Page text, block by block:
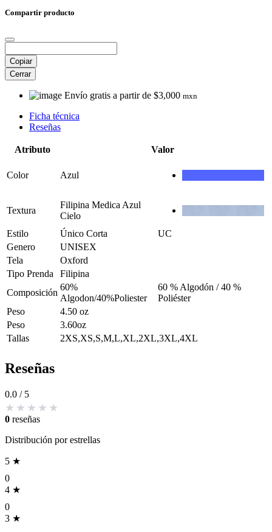
Compartir producto
Copiar
Cerrar
Envío gratis a partir de $3,000 mxn
Ficha técnica
Reseñas
Atributo Valor
Color Azul
Textura
Filipina Medica Azul
Cielo
Estilo
Único Corta
UC
Genero
UNISEX
Tela
Oxford
Tipo Prenda
Filipina
Composición
60%
Algodon/40%Poliester
60 % Algodón / 40 %
Poliéster
Peso
4.50 oz
Peso
3.60oz
Tallas
2XS,XS,S,M,L,XL,2XL,3XL,4XL
Reseñas
0.0 / 5
0 reseñas
Distribución por estrellas
5 ★
0
4 ★
0
3 ★